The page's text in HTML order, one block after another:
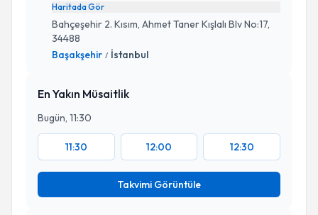
Haritada Gör
Bahçeşehir 2. Kısım, Ahmet Taner Kışlalı Blv No:17,
34488
Başakşehir / İstanbul
En Yakın Müsaitlik
Bugün, 11:30
11:30 12:00 12:30
Takvimi Görüntüle